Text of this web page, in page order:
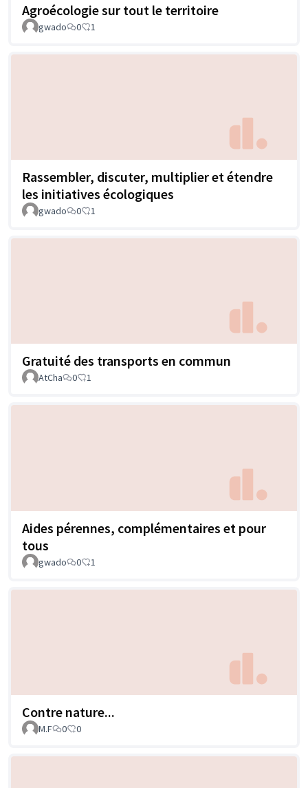
Agroécologie sur tout le territoire
gwado 0 1
Rassembler, discuter, multiplier et étendre
les initiatives écologiques
gwado 0 1
Gratuité des transports en commun
AtCha 0 1
Aides pérennes, complémentaires et pour
tous
gwado 0 1
Contre nature...
M.F 0 0